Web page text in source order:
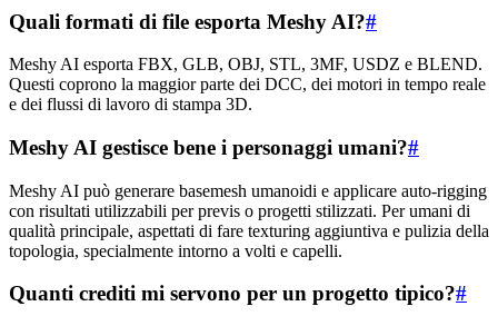
Quali formati di file esporta Meshy AI?#
Meshy AI esporta FBX, GLB, OBJ, STL, 3MF, USDZ e BLEND.
Questi coprono la maggior parte dei DCC, dei motori in tempo reale
e dei flussi di lavoro di stampa 3D.
Meshy AI gestisce bene i personaggi umani?#
Meshy AI può generare basemesh umanoidi e applicare auto-rigging
con risultati utilizzabili per previs o progetti stilizzati. Per umani di
qualità principale, aspettati di fare texturing aggiuntiva e pulizia della
topologia, specialmente intorno a volti e capelli.
Quanti crediti mi servono per un progetto tipico?#